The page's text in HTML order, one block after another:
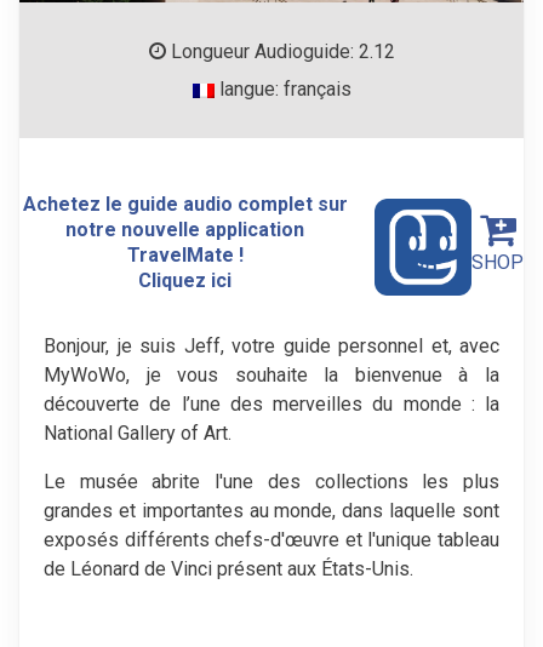
Longueur Audioguide: 2.12
langue: français
Achetez le guide audio complet sur
notre nouvelle application
TravelMate !
Cliquez ici
SHOP
Bonjour, je suis Jeff, votre guide personnel et, avec
MyWoWo, je vous souhaite la bienvenue à la
découverte de l’une des merveilles du monde : la
National Gallery of Art.
Le musée abrite l'une des collections les plus
grandes et importantes au monde, dans laquelle sont
exposés différents chefs-d'œuvre et l'unique tableau
de Léonard de Vinci présent aux États-Unis.